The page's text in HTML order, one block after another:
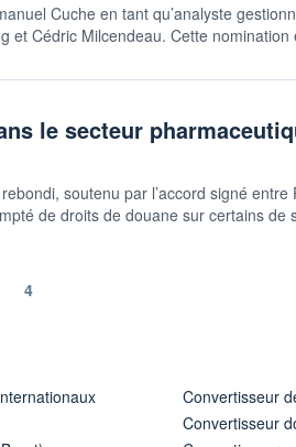
Cuche en tant qu’analyste
et Cédric Milcendeau. Cette nomination
le secteur
soutenu par l’accord signé entre
de droits de douane sur certains de
4
Convertisseur
Convertisseur